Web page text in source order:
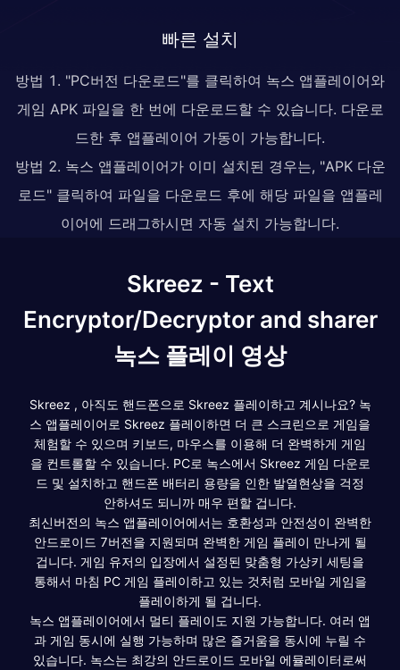
빠른 설치
방법 1. "PC버전 다운로드"를 클릭하여 녹스 앱플레이어와
게임 APK 파일을 한 번에 다운로드할 수 있습니다. 다운로
드한 후 앱플레이어 가동이 가능합니다.
방법 2. 녹스 앱플레이어가 이미 설치된 경우는, "APK 다운
로드" 클릭하여 파일을 다운로드 후에 해당 파일을 앱플레
이어에 드래그하시면 자동 설치 가능합니다.
Skreez - Text
Encryptor/Decryptor and sharer
녹스 플레이 영상
Skreez , 아직도 핸드폰으로 Skreez 플레이하고 계시나요? 녹
스 앱플레이어로 Skreez 플레이하면 더 큰 스크린으로 게임을
체험할 수 있으며 키보드, 마우스를 이용해 더 완벽하게 게임
을 컨트롤할 수 있습니다. PC로 녹스에서 Skreez 게임 다운로
드 및 설치하고 핸드폰 배터리 용량을 인한 발열현상을 걱정
안하셔도 되니까 매우 편할 겁니다.
최신버전의 녹스 앱플레이어에서는 호환성과 안전성이 완벽한
안드로이드 7버전을 지원되며 완벽한 게임 플레이 만나게 될
겁니다. 게임 유저의 입장에서 설정된 맞춤형 가상키 세팅을
통해서 마침 PC 게임 플레이하고 있는 것처럼 모바일 게임을
플레이하게 될 겁니다.
녹스 앱플레이어에서 멀티 플레이도 지원 가능합니다. 여러 앱
과 게임 동시에 실행 가능하며 많은 즐거움을 동시에 누릴 수
있습니다. 녹스는 최강의 안드로이드 모바일 에뮬레이터로써